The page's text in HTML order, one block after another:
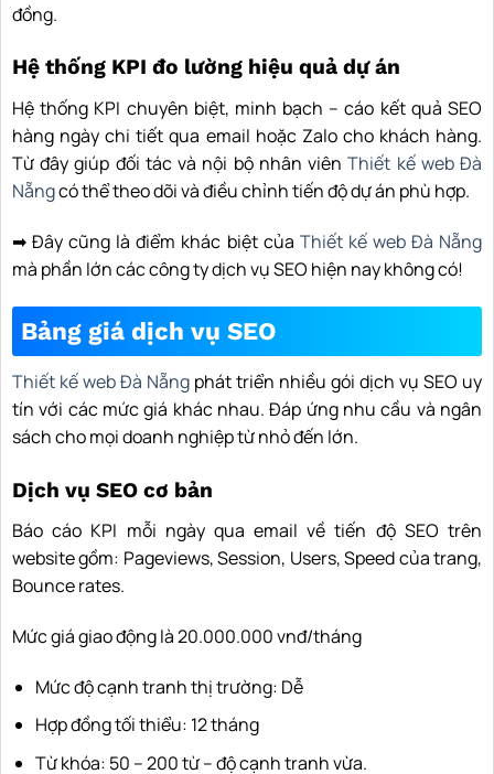
đồng.
Hệ thống KPI đo lường hiệu quả dự án
Hệ thống KPI chuyên biệt, minh bạch – cáo kết quả SEO
hàng ngày chi tiết qua email hoặc Zalo cho khách hàng.
Từ đây giúp đối tác và nội bộ nhân viênThiết kế web Đà
Nẵngcó thể theo dõi và điều chỉnh tiến độ dự án phù hợp.
➡ Đây cũng là điểm khác biệt của Thiết kế web Đà Nẵng
mà phần lớn các công ty dịch vụ SEO hiện nay không có!
Bảng giá dịch vụ SEO
Thiết kế web Đà Nẵng phát triển nhiều gói dịch vụ SEO uy
tín với các mức giá khác nhau. Đáp ứng nhu cầu và ngân
sách cho mọi doanh nghiệp từ nhỏ đến lớn.
Dịch vụ SEO cơ bản
Báo cáo KPI mỗi ngày qua email về tiến độ SEO trên
website gồm: Pageviews, Session, Users, Speed của trang,
Bounce rates.
Mức giá giao động là 20.000.000 vnđ/tháng
Mức độ cạnh tranh thị trường: Dễ
Hợp đồng tối thiểu: 12 tháng
Từ khóa: 50 – 200 từ – độ cạnh tranh vừa.